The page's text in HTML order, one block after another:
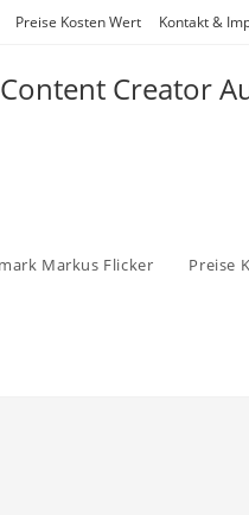
Preise Kosten Wert Kontakt &
Creator
Markus Flicker Preise